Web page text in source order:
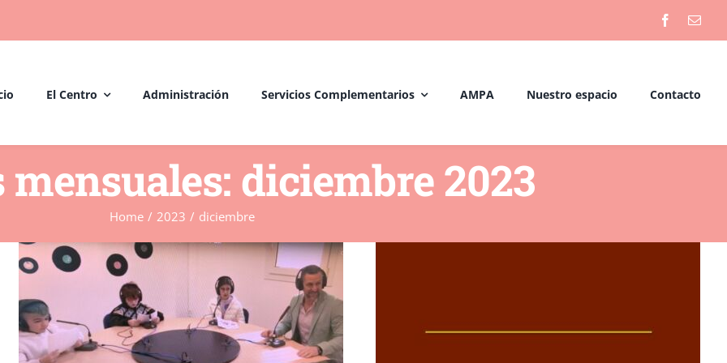
El Centro Administración Servicios Complementarios AMPA Nuestro espacio Contacto
diciembre 2023
Home / 2023 / diciembre